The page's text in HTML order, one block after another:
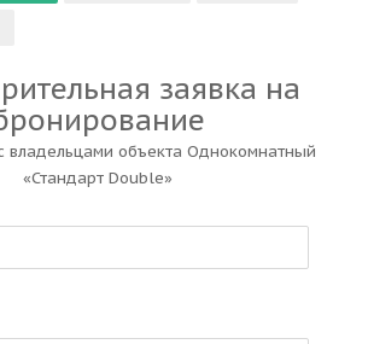
заявка на
владельцами объекта Однокомнатный
«Стандарт Double»